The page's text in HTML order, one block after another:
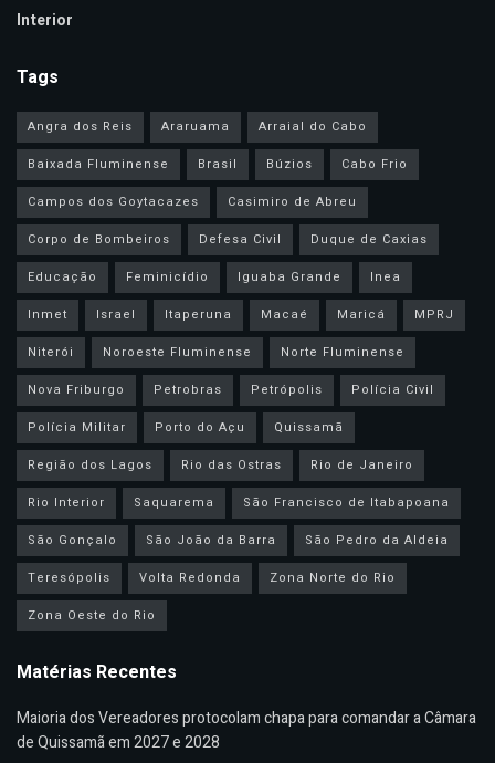
Interior
Tags
Angra dos Reis Araruama
Arraial do Cabo
Baixada Fluminense
Brasil Búzios
Cabo Frio
Campos dos Goytacazes
Casimiro de Abreu
Corpo de Bombeiros
Defesa Civil
Duque de Caxias
Educação
Feminicídio Iguaba Grande
Inea
Inmet
Israel Itaperuna Macaé Maricá
MPRJ
Niterói
Noroeste Fluminense
Norte Fluminense
Nova Friburgo
Petrobras Petrópolis
Polícia Civil
Polícia Militar
Porto do Açu
Quissamã
Região dos Lagos
Rio das Ostras
Rio de Janeiro
Rio Interior
Saquarema
São Francisco de Itabapoana
São Gonçalo
São João da Barra
São Pedro da Aldeia
Teresópolis
Volta Redonda
Zona Norte do Rio
Zona Oeste do Rio
Matérias Recentes
Maioria dos Vereadores protocolam chapa para comandar a Câmara
de Quissamã em 2027 e 2028